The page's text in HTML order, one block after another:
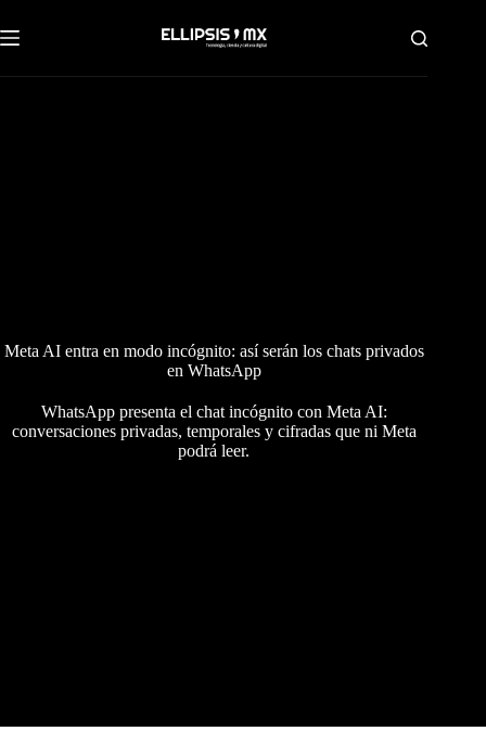
al
contenido
Meta AI entra en modo incógnito: así serán los chats privados
en WhatsApp
WhatsApp presenta el chat incógnito con Meta AI:
conversaciones privadas, temporales y cifradas que ni Meta
podrá leer.